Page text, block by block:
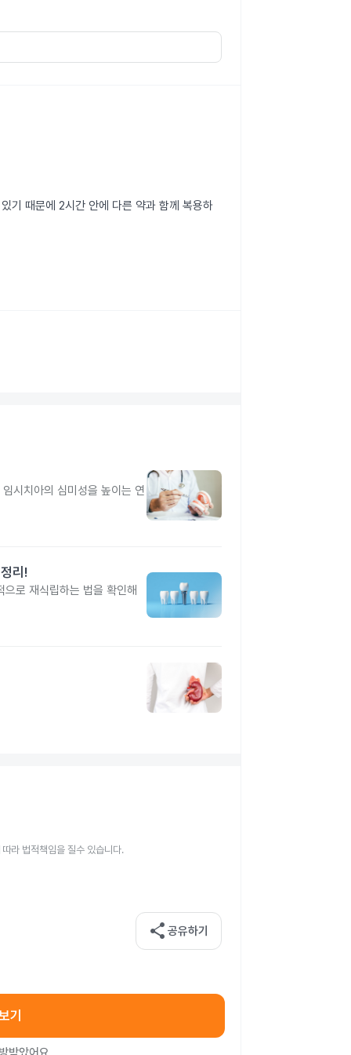
기 때문에 2시간 안에 다른 약과 함께 복용하
시치아의 심미성을 높이는 연
리!
로 재식립하는 법을 확인해
라 법적책임을 질수 있습니다.
share 공유하기
기